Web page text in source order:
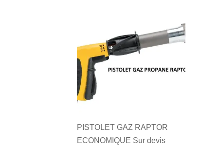
PISTOLET GAZ RAPTOR
ECONOMIQUE Sur devis